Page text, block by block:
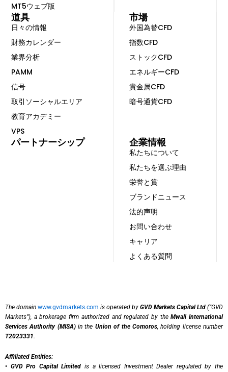
MT5ウェブ版
市場
外国為替CFD
指数CFD
ストックCFD
エネルギーCFD
貴金属CFD
暗号通貨CFD
道具
日々の情報
財務カレンダー
業界分析
PAMM
信号
取引ソーシャルエリア
教育アカデミー
VPS
企業情報
私たちについて
私たちを選ぶ理由
栄誉と賞
ブランドニュース
法的声明
お問い合わせ
キャリア
よくある質問
パートナーシップ
The domain www.gvdmarkets.com is operated by GVD Markets Capital Ltd (“GVD
Markets”), a brokerage firm authorized and regulated by theMwali International
Services Authority (MISA)in the Union of the Comoros, holding license number
T2023331.
Affiliated Entities:
• GVD Pro Capital Limited is a licensed Investment Dealer regulated by the